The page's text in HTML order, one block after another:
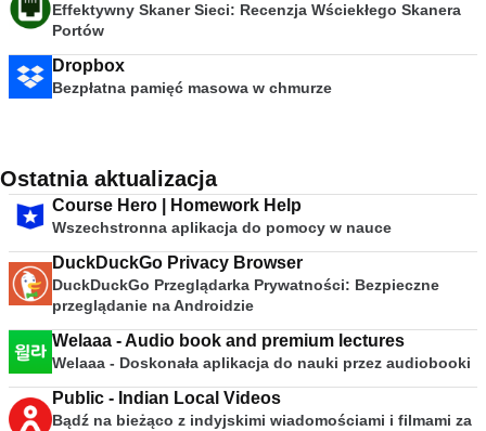
Effektywny Skaner Sieci: Recenzja Wściekłego Skanera
Portów
Dropbox
Bezpłatna pamięć masowa w chmurze
Ostatnia aktualizacja
Course Hero | Homework Help
Wszechstronna aplikacja do pomocy w nauce
DuckDuckGo Privacy Browser
DuckDuckGo Przeglądarka Prywatności: Bezpieczne
przeglądanie na Androidzie
Welaaa - Audio book and premium lectures
Welaaa - Doskonała aplikacja do nauki przez audiobooki
Public - Indian Local Videos
Bądź na bieżąco z indyjskimi wiadomościami i filmami za